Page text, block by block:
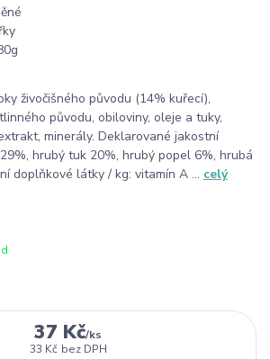
živočišného původu (14% kuřecí),
původu, obiloviny, oleje a tuky,
minerály. Deklarované jakostní
hrubý tuk 20%, hrubý popel 6%, hrubá
doplňkové látky / kg: vitamín A ... celý
37 Kč/ks
33 Kč bez DPH